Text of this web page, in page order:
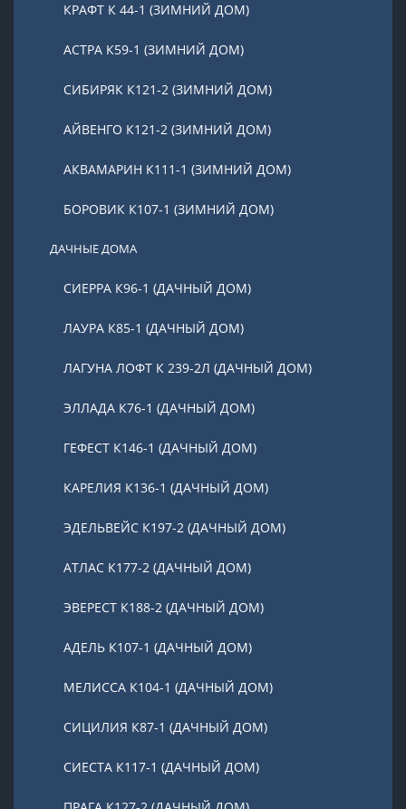
КРАФТ К 44-1 (ЗИМНИЙ ДОМ)
АСТРА К59-1 (ЗИМНИЙ ДОМ)
СИБИРЯК К121-2 (ЗИМНИЙ ДОМ)
АЙВЕНГО К121-2 (ЗИМНИЙ ДОМ)
АКВАМАРИН К111-1 (ЗИМНИЙ ДОМ)
БОРОВИК К107-1 (ЗИМНИЙ ДОМ)
ДАЧНЫЕ ДОМА
СИЕРРА К96-1 (ДАЧНЫЙ ДОМ)
ЛАУРА К85-1 (ДАЧНЫЙ ДОМ)
ЛАГУНА ЛОФТ К 239-2Л (ДАЧНЫЙ ДОМ)
ЭЛЛАДА К76-1 (ДАЧНЫЙ ДОМ)
ГЕФЕСТ К146-1 (ДАЧНЫЙ ДОМ)
КАРЕЛИЯ К136-1 (ДАЧНЫЙ ДОМ)
ЭДЕЛЬВЕЙС К197-2 (ДАЧНЫЙ ДОМ)
АТЛАС К177-2 (ДАЧНЫЙ ДОМ)
ЭВЕРЕСТ К188-2 (ДАЧНЫЙ ДОМ)
АДЕЛЬ К107-1 (ДАЧНЫЙ ДОМ)
МЕЛИССА К104-1 (ДАЧНЫЙ ДОМ)
СИЦИЛИЯ К87-1 (ДАЧНЫЙ ДОМ)
СИЕСТА К117-1 (ДАЧНЫЙ ДОМ)